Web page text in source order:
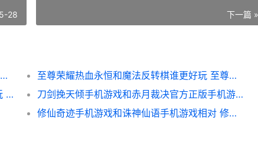
28 下一篇 »
百战三界昆仑之战和华哥传奇打金哪个好 百战经典昆仑关
至尊荣耀热血永恒和魔法反转棋谁更好玩 至尊荣耀什么意思
地狱之火2汉化版和绯红终章爱琳诗篇谁更好玩 地狱之火by下
刀剑挽天倾手机游戏和赤月裁决官方正版手机游戏如何玩 刀剑玄天百度百科
修仙奇迹手机游戏和诛神仙语手机游戏相对 修仙奇遇记